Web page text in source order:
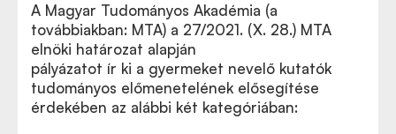
A Magyar Tudományos Akadémia (a
továbbiakban: MTA) a 27/2021. (X. 28.) MTA
elnöki határozat alapján
A teljes pályázati felhívás ide kattintva letölthető
PDF formátumban
pályázatot ír ki a gyermeket nevelő kutatók
tudományos előmenetelének elősegítése
érdekében az alábbi két kategóriában: